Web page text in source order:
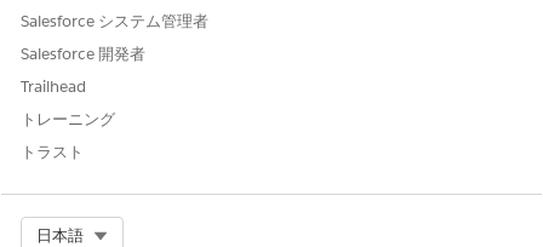
From Setup, in the Quick Find box, enter
then selectCriteria-Based Search and Filter
Enter a name for the action button that the user clicks on
the search results page.
Select the type of action.
LightningWebComponent
OmniScript
Salesforce システム管理者
Salesforce 開発者
Trailhead
トレーニング
トラスト
日本語